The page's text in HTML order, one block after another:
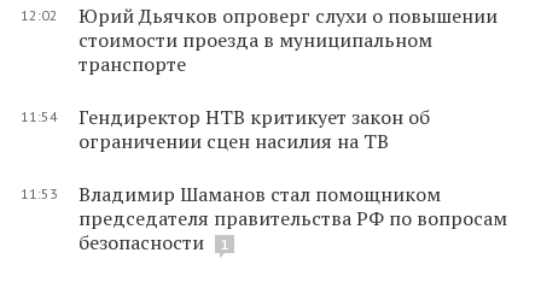
12:02
Юрий Дьячков опроверг слухи о повышении
стоимости проезда в муниципальном
транспорте
11:54
Гендиректор НТВ критикует закон об
ограничении сцен насилия на ТВ
11:53
Владимир Шаманов стал помощником
председателя правительства РФ по вопросам
безопасности
1